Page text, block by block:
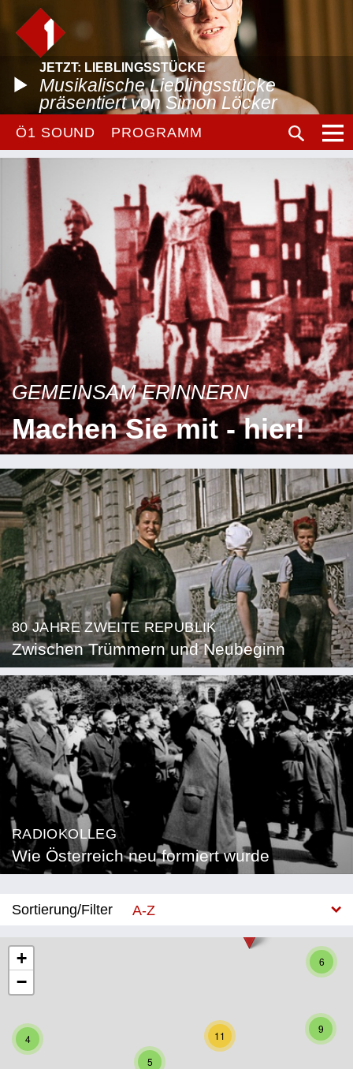
JETZT: LIEBLINGSSTÜCKE
Musikalische Lieblingsstücke
präsentiert von Simon Löcker
Ö1 SOUND PROGRAMM
GEMEINSAM ERINNERN
Machen Sie mit - hier!
80 JAHRE ZWEITE REPUBLIK
Zwischen Trümmern und Neubeginn
RADIOKOLLEG
Wie Österreich neu formiert wurde
Sortierung/Filter
A-Z
Kärnten
5
6
9
11
4
+
−